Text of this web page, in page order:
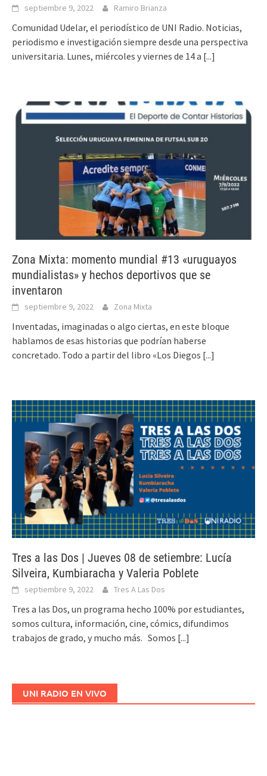
septiembre 9, 2022 Ramiro Brianza
Comunidad Udelar, el periodístico de UNI Radio. Noticias,
periodismo e investigación siempre desde una perspectiva
universitaria. Lunes, miércoles y viernes de 14 a [...]
Zona Mixta: momento mundial #13 «uruguayos
mundialistas» y hechos deportivos que se
inventaron
septiembre 9, 2022 Zona Mixta
Inventadas, imaginadas o algo ciertas, en este bloque
hablamos de esas historias que podrían haberse
concretado. Todo a partir del libro «Los Diegos [...]
Tres a las Dos | Jueves 08 de setiembre: Lucía
Silveira, Kumbiaracha y Valeria Poblete
septiembre 9, 2022 Tres A Las Dos
Tres a las Dos, un programa hecho 100% por estudiantes,
somos cultura, información, cine, cómics, difundimos
trabajos de grado, y mucho más. Somos [...]
UNI RADIO EN VIVO